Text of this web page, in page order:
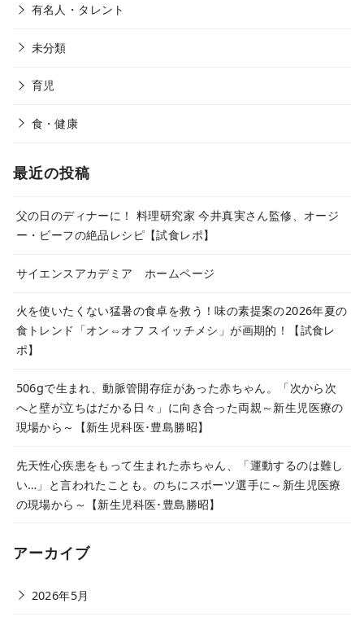
有名人・タレント
未分類
育児
食・健康
最近の投稿
父の日のディナーに！ 料理研究家 今井真実さん監修、オージ
ー・ビーフの絶品レシピ【試食レポ】
サイエンスアカデミア ホームページ
火を使いたくない猛暑の食卓を救う！味の素提案の2026年夏の
食トレンド「オン⇔オフ スイッチメシ」が画期的！【試食レ
ポ】
506gで生まれ、動脈管開存症があった赤ちゃん。「次から次
へと壁が立ちはだかる日々」に向き合った両親～新生児医療の
現場から～【新生児科医･豊島勝昭】
先天性心疾患をもって生まれた赤ちゃん、「運動するのは難し
い…」と言われたことも。のちにスポーツ選手に～新生児医療
の現場から～【新生児科医･豊島勝昭】
アーカイブ
2026年5月